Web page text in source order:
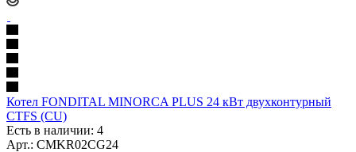
Котел FONDITAL MINORCA PLUS 24 кВт двухконтурный
CTFS (CU)
Есть в наличии: 4
Арт.: CMKR02CG24